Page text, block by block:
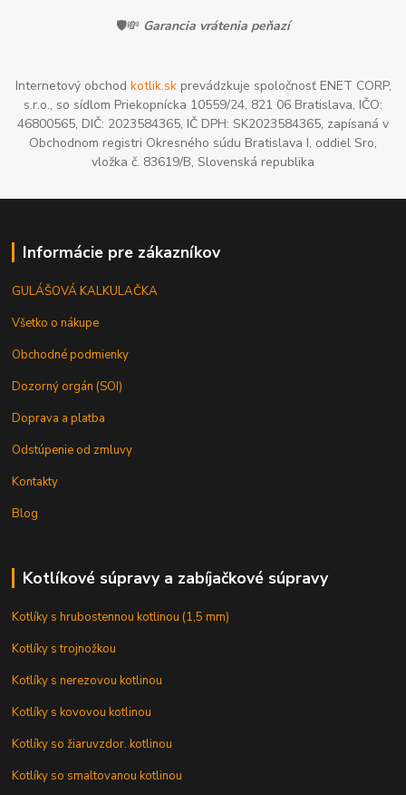
🛡️💸 Garancia vrátenia peňazí
Internetový obchod kotlik.skprevádzkuje spoločnosť ENET CORP,
s.r.o., so sídlom Priekopnícka 10559/24, 821 06 Bratislava, IČO:
46800565, DIČ: 2023584365, IČ DPH: SK2023584365, zapísaná v
Obchodnom registri Okresného súdu Bratislava I, oddiel Sro,
vložka č. 83619/B, Slovenská republika
Informácie pre zákazníkov
GULÁŠOVÁ KALKULAČKA
Všetko o nákupe
Obchodné podmienky
Dozorný orgán (SOI)
Doprava a platba
Odstúpenie od zmluvy
Kontakty
Blog
Kotlíkové súpravy a zabíjačkové súpravy
Kotlíky s hrubostennou kotlinou (1,5 mm)
Kotlíky s trojnožkou
Kotlíky s nerezovou kotlinou
Kotlíky s kovovou kotlinou
Kotlíky so žiaruvzdor. kotlinou
Kotlíky so smaltovanou kotlinou